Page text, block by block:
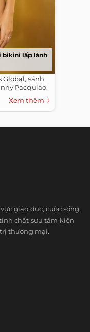
bikini lấp lánh
Global, sánh
Pacquiao.
Xem thêm
giáo dục, cuộc sống,
chất sưu tầm kiến
thương mại.